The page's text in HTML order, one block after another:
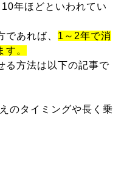
年ほどといわれてい
であれば、 1～2年で消
。
る方法は以下の記事で
のタイミングや長く乗